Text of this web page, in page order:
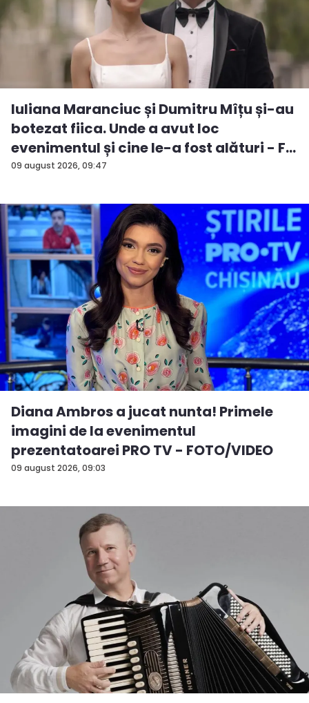
09 august 2026, 09:47
Iuliana Maranciuc și Dumitru Mîțu și-au
botezat fiica. Unde a avut loc
evenimentul și cine le-a fost alături - F...
09 august 2026, 09:03
Diana Ambros a jucat nunta! Primele
imagini de la evenimentul
prezentatoarei PRO TV - FOTO/VIDEO